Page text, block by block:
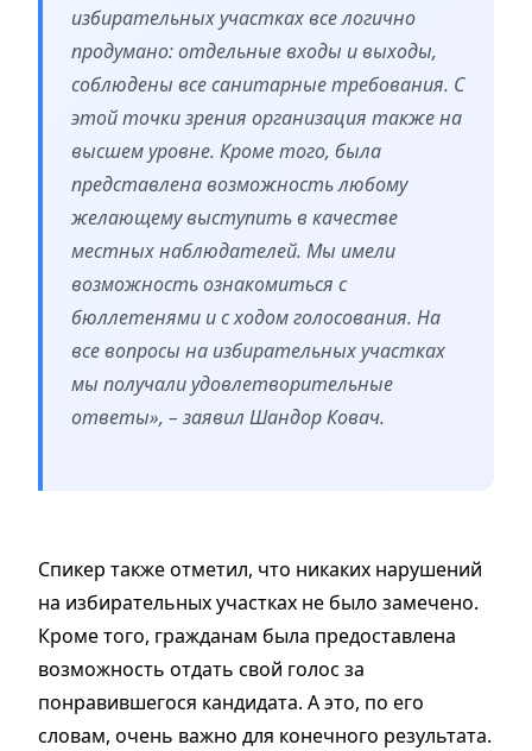
избирательных участках все логично
продумано: отдельные входы и выходы,
соблюдены все санитарные требования. С
этой точки зрения организация также на
высшем уровне. Кроме того, была
представлена возможность любому
желающему выступить в качестве
местных наблюдателей. Мы имели
возможность ознакомиться с
бюллетенями и с ходом голосования. На
все вопросы на избирательных участках
мы получали удовлетворительные
ответы», – заявил Шандор Ковач.
Спикер также отметил, что никаких нарушений
на избирательных участках не было замечено.
Кроме того, гражданам была предоставлена
возможность отдать свой голос за
понравившегося кандидата. А это, по его
словам, очень важно для конечного результата.